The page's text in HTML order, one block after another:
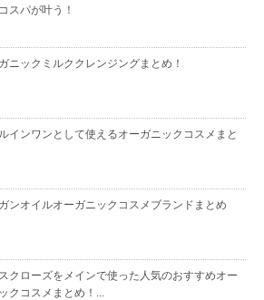
スパが叶う！
ニックミルククレンジングまとめ！
インワンとして使えるオーガニックコスメまと
ンオイルオーガニックコスメブランドまとめ
クローズをメインで使った人気のおすすめオー
クコスメまとめ！...